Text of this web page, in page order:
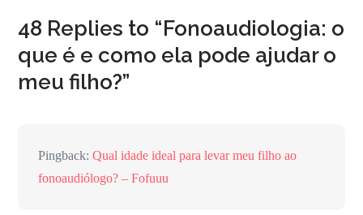
48 Replies to “Fonoaudiologia: o
que é e como ela pode ajudar o
meu filho?”
Pingback:Qual idade ideal para levar meu filho ao
fonoaudiólogo? – Fofuuu